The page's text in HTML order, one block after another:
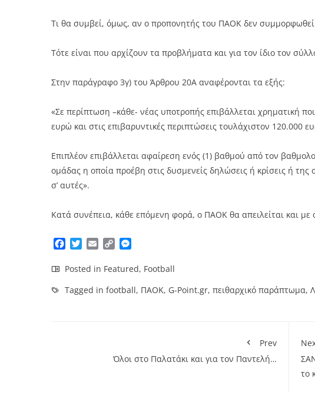
Τι θα συμβεί, όμως, αν ο προπονητής του ΠΑΟΚ δεν συμμορφωθεί
Τότε είναι που αρχίζουν τα προβλήματα και για τον ίδιο τον
Στην παράγραφο 3γ) του Άρθρου 20Α αναφέρονται τα εξής:
«Σε περίπτωση –κάθε- νέας υποτροπής επιβάλλεται χρηματική
ευρώ και στις επιβαρυντικές περιπτώσεις τουλάχιστον 120.000
Επιπλέον επιβάλλεται αφαίρεση ενός (1) βαθμού από τον
ομάδας η οποία προέβη στις δυσμενείς δηλώσεις ή κρίσεις ή
σ’ αυτές».
Κατά συνέπεια, κάθε επόμενη φορά, ο ΠΑΟΚ θα απειλείται και
Facebook
TwitterEmailCopy
Posted in Featured, Football
Tagged in football, ΠΑΟΚ, G-Point.gr, πειθαρχικό παράπτωμα,
Prev
Όλοι στο Παλατάκι και για τον Παντελή…
το